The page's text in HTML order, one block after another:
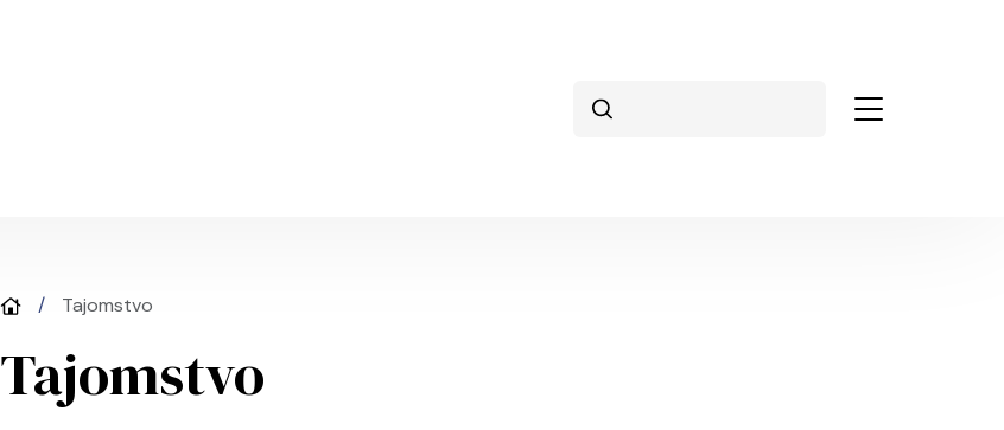
Tajomstvo
Tajomstvo